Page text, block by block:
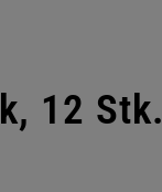
12 Stk.